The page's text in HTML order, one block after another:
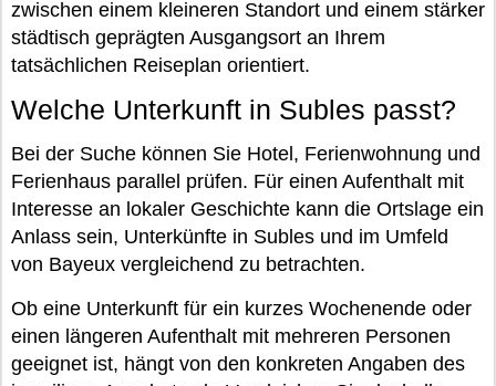
zwischen einem kleineren Standort und einem stärker
städtisch geprägten Ausgangsort an Ihrem
tatsächlichen Reiseplan orientiert.
Welche Unterkunft in Subles passt?
Bei der Suche können Sie Hotel, Ferienwohnung und
Ferienhaus parallel prüfen. Für einen Aufenthalt mit
Interesse an lokaler Geschichte kann die Ortslage ein
Anlass sein, Unterkünfte in Subles und im Umfeld
von Bayeux vergleichend zu betrachten.
Ob eine Unterkunft für ein kurzes Wochenende oder
einen längeren Aufenthalt mit mehreren Personen
geeignet ist, hängt von den konkreten Angaben des